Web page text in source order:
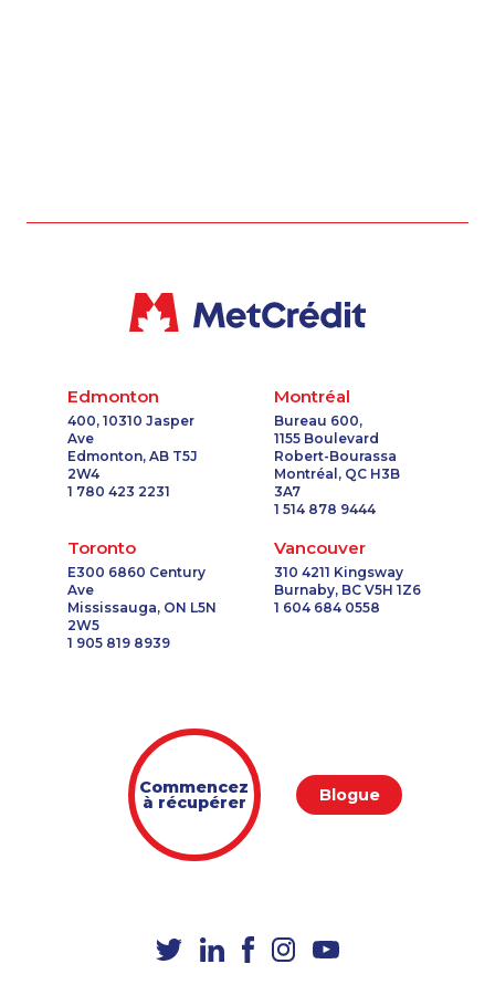
Edmonton
400, 10310 Jasper
Ave
Edmonton, AB T5J
2W4
1 780 423 2231
Montréal
Bureau 600,
1155 Boulevard
Robert-Bourassa
Montréal, QC H3B
3A7
1 514 878 9444
Toronto
E300 6860 Century
Ave
Mississauga, ON L5N
2W5
1 905 819 8939
Vancouver
310 4211 Kingsway
Burnaby, BC V5H 1Z6
1 604 684 0558
Commencez
à récupérer Blogue